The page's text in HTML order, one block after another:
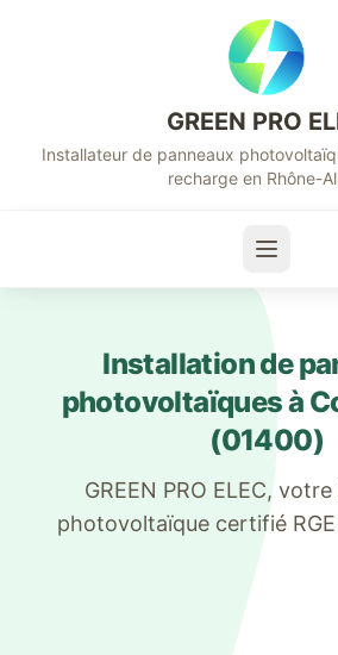
GREEN PRO
Installateur de panneaux
recharge en Rhône-
Installation de
photovoltaïques à
(01400)
GREEN PRO ELEC,
photovoltaïque certifié RGE